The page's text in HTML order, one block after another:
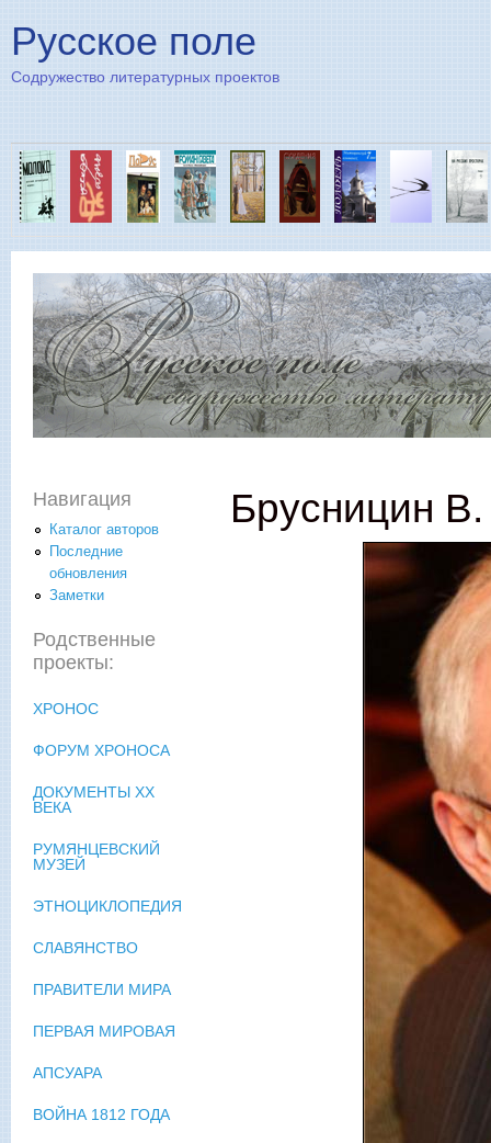
Русское поле
Содружество литературных проектов
Брусницин В.
Навигация
Каталог авторов
Последние
обновления
Заметки
Родственные
проекты:
ХРОНОС
ФОРУМ ХРОНОСА
ДОКУМЕНТЫ XX
ВЕКА
РУМЯНЦЕВСКИЙ
МУЗЕЙ
ЭТНОЦИКЛОПЕДИЯ
СЛАВЯНСТВО
ПРАВИТЕЛИ МИРА
ПЕРВАЯ МИРОВАЯ
АПСУАРА
ВОЙНА 1812 ГОДА